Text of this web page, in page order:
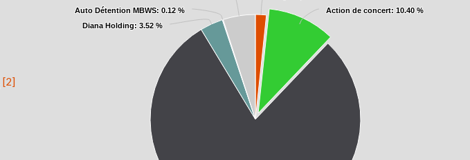
[2]
Action de concert: 10.40 %
Action de concert: 10.40 %
Diana Holding: 3.52 %
Diana Holding: 3.52 %
Auto Détention MBWS: 0.12 %
Auto Détention MBWS: 0.12 %